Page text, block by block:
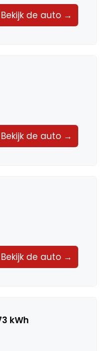
Bekijk de auto →
Bekijk de auto →
Bekijk de auto →
kWh